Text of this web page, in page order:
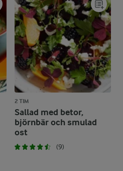
2 TIM
Sallad med betor,
björnbär och smulad
ost
(9)